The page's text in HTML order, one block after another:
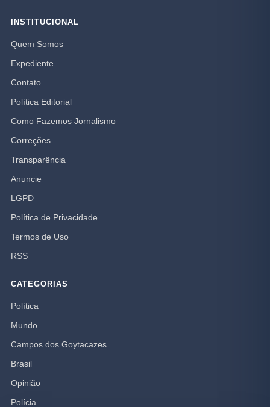
INSTITUCIONAL
Quem Somos
Expediente
Contato
Política Editorial
Como Fazemos Jornalismo
Correções
Transparência
Anuncie
LGPD
Política de Privacidade
Termos de Uso
RSS
CATEGORIAS
Política
Mundo
Campos dos Goytacazes
Brasil
Opinião
Polícia